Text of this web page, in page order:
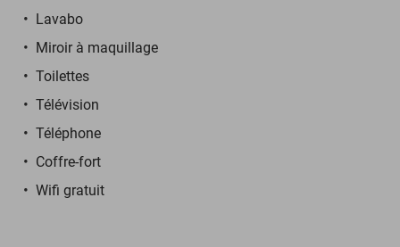
Lavabo
Miroir à maquillage
Toilettes
Télévision
Téléphone
Coffre-fort
Wifi gratuit